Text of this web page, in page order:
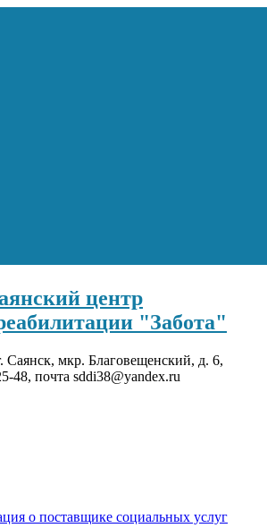
центр
"Забота"
Саянск, мкр. Благовещенский, д. 6,
48, почта sddi38@yandex.ru
о поставщике социальных услуг